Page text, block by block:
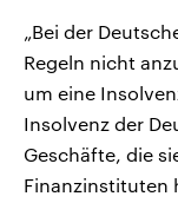
„Bei der
Regeln nicht
um eine
Insolvenz der
Geschäfte, die
Finanzinstituten